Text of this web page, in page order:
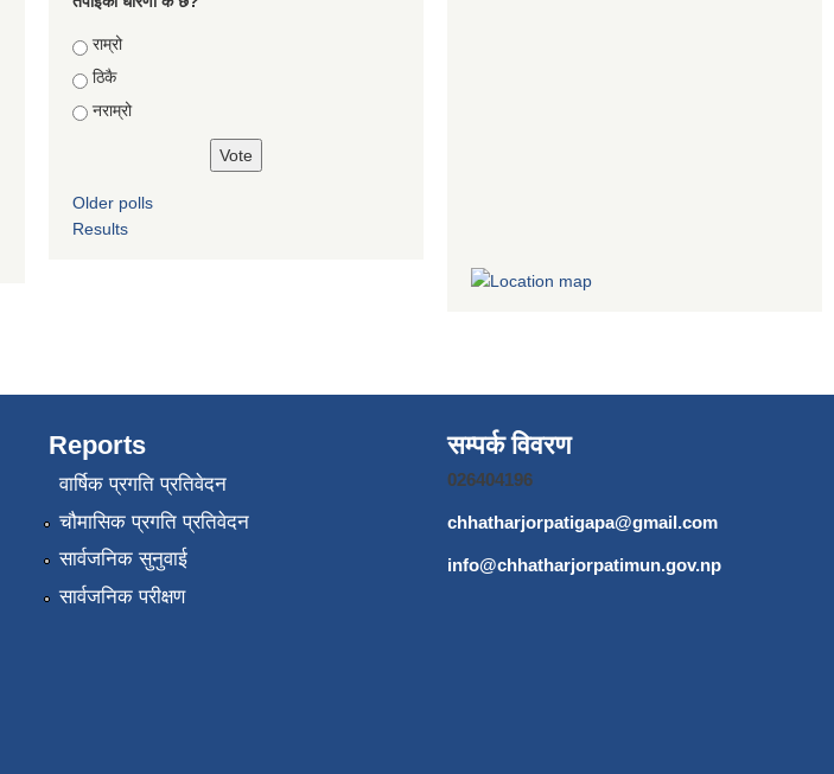
Choices
राम्रो
ठिकै
नराम्रो
Older polls
Results
Reports
वार्षिक प्रगति प्रतिवेदन
चौमासिक प्रगति प्रतिवेदन
सार्वजनिक सुनुवाई
सार्वजनिक परीक्षण
सम्पर्क विवरण
026404196
chhatharjorpatigapa@gmail.com
info@chhatharjorpatimun.gov.np